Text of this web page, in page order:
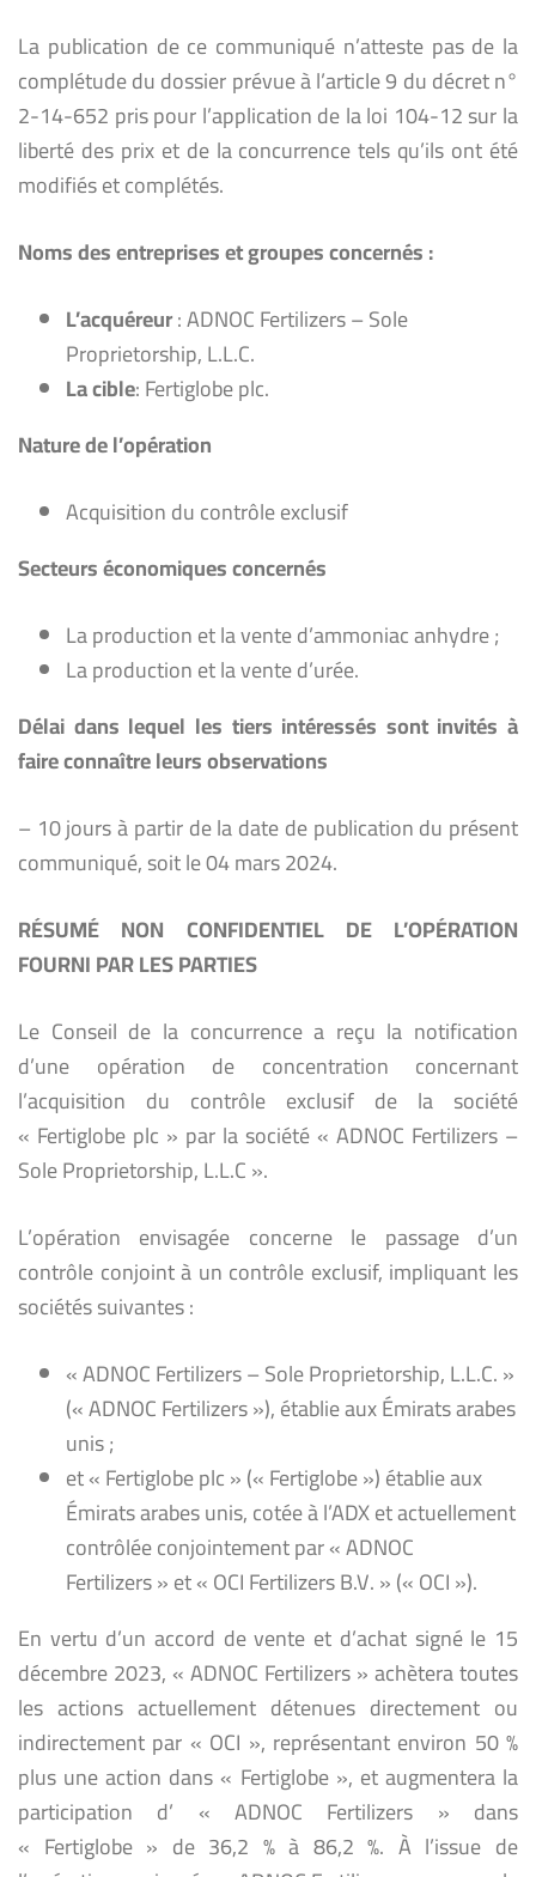
La publication de ce communiqué n’atteste pas de la
complétude du dossier prévue à l’article 9 du décret n°
2-14-652 pris pour l’application de la loi 104-12 sur la
liberté des prix et de la concurrence tels qu’ils ont été
modifiés et complétés.
Noms des entreprises et groupes concernés :
L’acquéreur: ADNOC Fertilizers – Sole
Proprietorship, L.L.C.
La cible: Fertiglobe plc.
Nature de l’opération
Acquisition du contrôle exclusif
Secteurs économiques concernés
La production et la vente d’ammoniac anhydre ;
La production et la vente d’urée.
Délai dans lequel les tiers intéressés sont invités à
faire connaître leurs observations
– 10 jours à partir de la date de publication du présent
communiqué, soit le 04 mars 2024.
RÉSUMÉ NON CONFIDENTIEL DE L’OPÉRATION
FOURNI PAR LES PARTIES
Le Conseil de la concurrence a reçu la notification
d’une opération de concentration concernant
l’acquisition du contrôle exclusif de la société
« Fertiglobe plc » par la société « ADNOC Fertilizers –
Sole Proprietorship, L.L.C ».
L’opération envisagée concerne le passage d’un
contrôle conjoint à un contrôle exclusif, impliquant les
sociétés suivantes :
« ADNOC Fertilizers – Sole Proprietorship, L.L.C. »
(« ADNOC Fertilizers »), établie aux Émirats arabes
unis ;
et « Fertiglobe plc » (« Fertiglobe ») établie aux
Émirats arabes unis, cotée à l’ADX et actuellement
contrôlée conjointement par « ADNOC
Fertilizers » et « OCI Fertilizers B.V. » (« OCI »).
En vertu d’un accord de vente et d’achat signé le 15
décembre 2023, « ADNOC Fertilizers » achètera toutes
les actions actuellement détenues directement ou
indirectement par « OCI », représentant environ 50 %
plus une action dans « Fertiglobe », et augmentera la
participation d’ « ADNOC Fertilizers » dans
« Fertiglobe » de 36,2 % à 86,2 %. À l’issue de